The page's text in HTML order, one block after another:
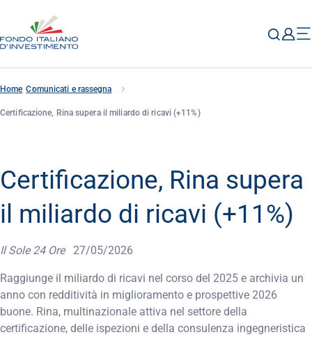
Home Comunicati e rassegna
Certificazione, Rina supera il miliardo di ricavi (+11%)
Certificazione, Rina supera
il miliardo di ricavi (+11%)
Il Sole 24 Ore27/05/2026
Raggiunge il miliardo di ricavi nel corso del 2025 e archivia un
anno con redditività in miglioramento e prospettive 2026
buone. Rina, multinazionale attiva nel settore della
certificazione, delle ispezioni e della consulenza ingegneristica